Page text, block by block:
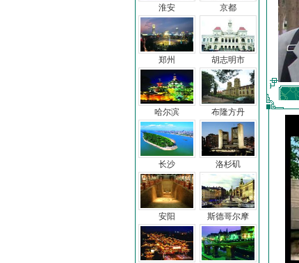
淮安
郑州
哈尔滨
长沙
安阳
京都
胡志明市
布隆方丹
洛杉矶
斯德哥尔摩